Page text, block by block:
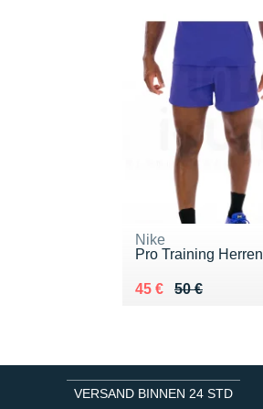
Nike
Pro Training Herren
50 €
Au lieu de 50 €
45 €
Vendu 45 €
VERSAND BINNEN 24 STD